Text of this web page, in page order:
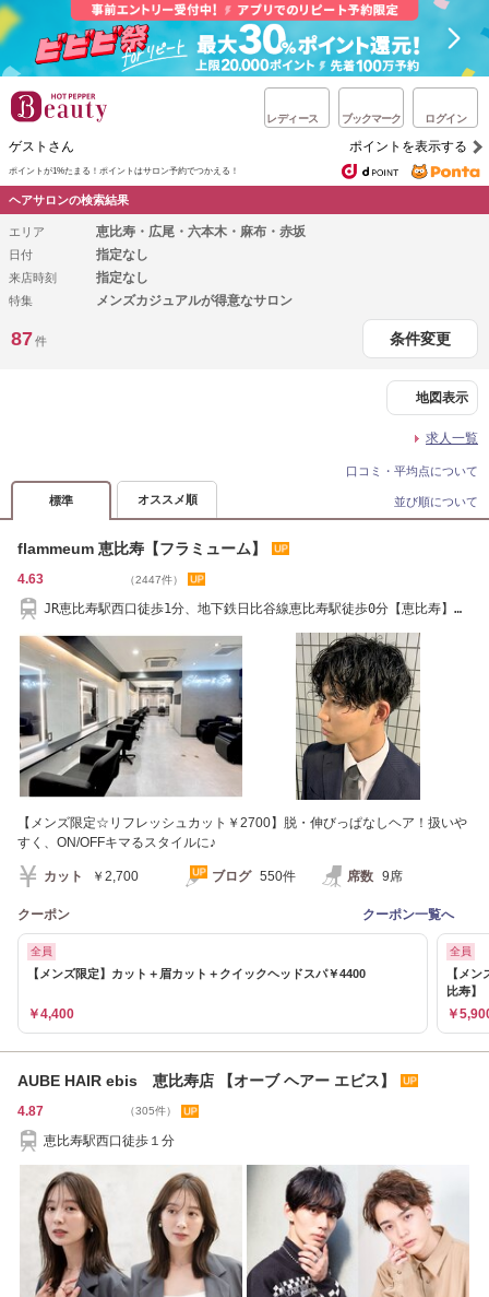
レディース ブックマーク ログイン
ゲストさん ポイントを表示する
ポイントが1%たまる！ ポイントはサロン予約でつかえる！
ヘアサロンの検索結果
エリア 恵比寿・広尾・六本木・麻布・赤坂
日付 指定なし
来店時刻 指定なし
特集 メンズカジュアルが得意なサロン
87件 条件変更
地図表示
求人一覧
口コミ・平均点について
標準 オススメ順 並び順について
flammeum 恵比寿【フラミューム】
4.63 （2447件）
JR恵比寿駅西口徒歩1分、地下鉄日比谷線恵比寿駅徒歩0分【恵比寿】
【メンズ限定☆リフレッシュカット￥2700】脱・伸びっぱなしヘア！扱いや
すく、ON/OFFキマるスタイルに♪
カット ￥2,700 ブログ 550件 席数 9席
クーポン クーポン一覧へ
全員
【メンズ限定】カット＋眉カット＋クイックヘッドスパ￥4400
￥4,400
全員
【メ
比寿】
￥
AUBE HAIR ebis 恵比寿店 【オーブ ヘアー エビス】
4.87 （305件）
恵比寿駅西口徒歩１分